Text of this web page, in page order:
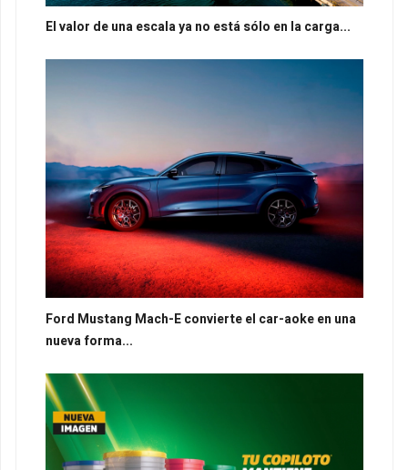
El valor de una escala ya no está sólo en la carga...
Ford Mustang Mach-E convierte el car-aoke en una
nueva forma...